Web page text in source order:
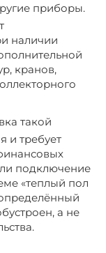
приборы.
наличии
кранов,
такой
и требует
подключение
«теплый пол
а не